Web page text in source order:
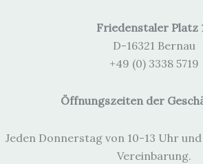
Friedenstaler Platz
D-16321 Bernau
+49 (0) 3338 5719
Öffnungszeiten der
Jeden Donnerstag von 10-13 Uhr
Vereinbarung.